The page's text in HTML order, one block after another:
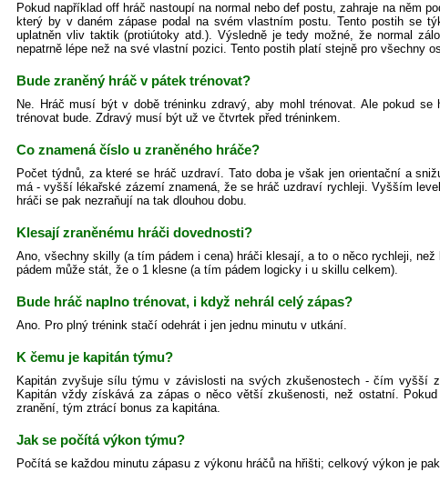
Pokud například off hráč nastoupí na normal nebo def postu, zahraje na něm
který by v daném zápase podal na svém vlastním postu. Tento postih se
uplatněn vliv taktik (protiútoky atd.). Výsledně je tedy možné, že normal
nepatrně lépe než na své vlastní pozici. Tento postih platí stejně pro všechny
Bude zraněný hráč v pátek trénovat?
Ne. Hráč musí být v době tréninku zdravý, aby mohl trénovat. Ale pokud
trénovat bude. Zdravý musí být už ve čtvrtek před tréninkem.
Co znamená číslo u zraněného hráče?
Počet týdnů, za které se hráč uzdraví. Tato doba je však jen orientační a
má - vyšší lékařské zázemí znamená, že se hráč uzdraví rychleji. Vyšším
hráči se pak nezraňují na tak dlouhou dobu.
Klesají zraněnému hráči dovednosti?
Ano, všechny skilly (a tím pádem i cena) hráči klesají, a to o něco rychleji,
pádem může stát, že o 1 klesne (a tím pádem logicky i u skillu celkem).
Bude hráč naplno trénovat, i když nehrál celý zápas?
Ano. Pro plný trénink stačí odehrát i jen jednu minutu v utkání.
K čemu je kapitán týmu?
Kapitán zvyšuje sílu týmu v závislosti na svých zkušenostech - čím vyšší
Kapitán vždy získává za zápas o něco větší zkušenosti, než ostatní.
zranění, tým ztrácí bonus za kapitána.
Jak se počítá výkon týmu?
Počítá se každou minutu zápasu z výkonu hráčů na hřišti; celkový výkon je